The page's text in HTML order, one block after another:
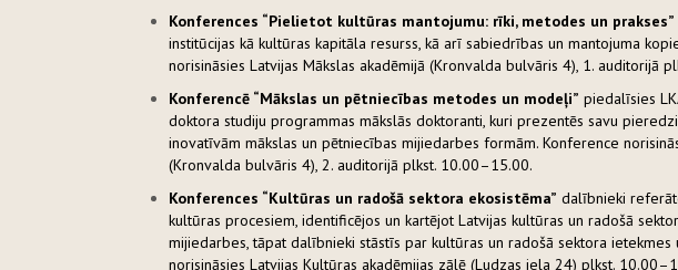
Konferences “Pielietot kultūras mantojumu: rīki, metodes un prakses”
institūcijas kā kultūras kapitāla resurss, kā arī sabiedrības un mantojuma
norisināsies Latvijas Mākslas akadēmijā (Kronvalda bulvāris 4), 1. auditorijā
Konferencē “Mākslas un pētniecības metodes un modeļi” piedalīsies
doktora studiju programmas mākslās doktoranti, kuri prezentēs savu
inovatīvām mākslas un pētniecības mijiedarbes formām. Konference
(Kronvalda bulvāris 4), 2. auditorijā plkst. 10.00–15.00.
Konferences “Kultūras un radošā sektora ekosistēma” dalībnieki
kultūras procesiem, identificējos un kartējot Latvijas kultūras un radošā
mijiedarbes, tāpat dalībnieki stāstīs par kultūras un radošā sektora
norisināsies Latvijas Kultūras akadēmijas zālē (Ludzas iela 24) plkst.